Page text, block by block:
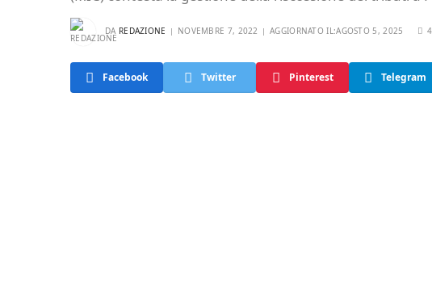
DA REDAZIONE NOVEMBRE 7, 2022 AGGIORNATO IL:AGOSTO 5, 2025
Facebook Twitter Pinterest Telegram